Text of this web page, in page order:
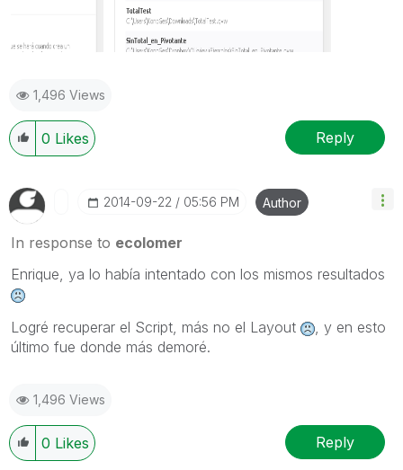
1,496 Views
0 Likes Reply
‎2014-09-22 05:56 PM Author
In response to ecolomer
Enrique, ya lo había intentado con los mismos resultados
Logré recuperar el Script, más no el Layout
, y en esto
último fue donde más demoré.
1,496 Views
0 Likes Reply